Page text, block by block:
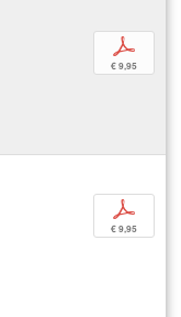
p
€ 9,95
p
€ 9,95